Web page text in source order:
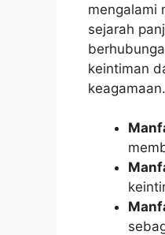
mengalami
sejarah
keintiman
keagamaan.